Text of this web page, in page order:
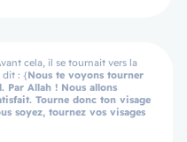
cela, il se tournait vers la
dit : {Nous te voyons tourner
Par Allah ! Nous allons
Tourne donc ton visage
soyez, tournez vos visages